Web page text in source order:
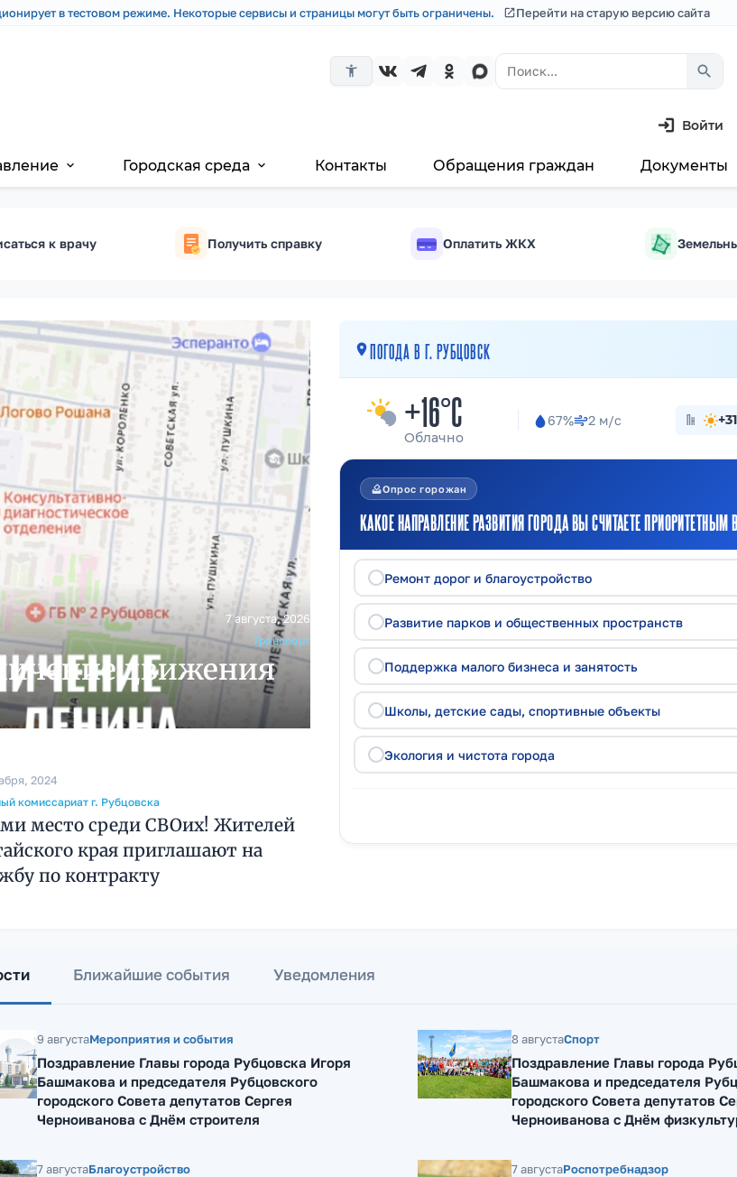
в тестовом режиме. Некоторые сервисы и страницы могут быть ограничены. Перейти на старую версию сайта
accessibility_new search
Войти
expand_more Городская среда expand_more Контакты Обращения граждан Документы
к врачу Получить справку Оплатить ЖКХ м²
7 августа, 2026
Транспорт
движения
2024
комиссариат г. Рубцовска
место среди СВОих! Жителей
края приглашают на
по контракту
ПОГОДА В Г. РУБЦОВСК
+16°C
Облачно
67% 2 м/с Пн
how_to_voteОпрос горожан
КАКОЕ НАПРАВЛЕНИЕ РАЗВИТИЯ ГОРОДА ВЫ СЧИТАЕТЕ ПРИОРИТЕТНЫМ
Ремонт дорог и благоустройство
Развитие парков и общественных пространств
Поддержка малого бизнеса и занятость
Школы, детские сады, спортивные объекты
Экология и чистота города
Ближайшие события Уведомления
9 августаМероприятия и события
Поздравление Главы города Рубцовска Игоря
Башмакова и председателя Рубцовского
городского Совета депутатов Сергея
Черноиванова с Днём строителя
8 августаСпорт
Поздравление Главы города
Башмакова и председателя
городского Совета депутатов
Черноиванова с Днём
7 августаБлагоустройство 7 августаРоспотребнадзор